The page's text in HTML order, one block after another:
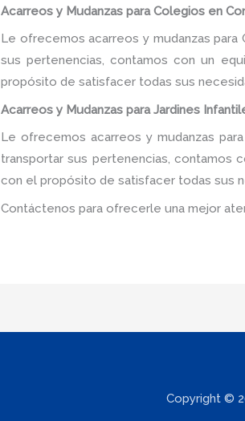
Acarreos y Mudanzas para Colegios en
Le ofrecemos acarreos y mudanzas
sus pertenencias, contamos con un
propósito de satisfacer todas sus
Acarreos y Mudanzas para Jardines
Le ofrecemos acarreos y mudanzas
transportar sus pertenencias, contamos
con el propósito de satisfacer todas sus
Contáctenos para ofrecerle una mejor
Copyright ©